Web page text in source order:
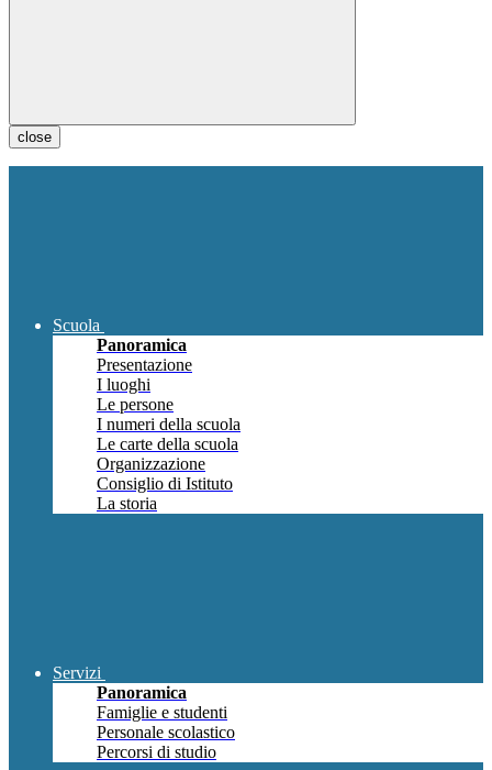
close
Scuola
Panoramica
Presentazione
I luoghi
Le persone
I numeri della scuola
Le carte della scuola
Organizzazione
Consiglio di Istituto
La storia
Servizi
Panoramica
Famiglie e studenti
Personale scolastico
Percorsi di studio